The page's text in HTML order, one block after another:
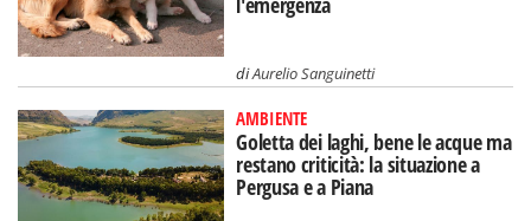
diAurelio Sanguinetti
AMBIENTE
Goletta dei laghi, bene le acque ma
restano criticità: la situazione a
Pergusa e a Piana